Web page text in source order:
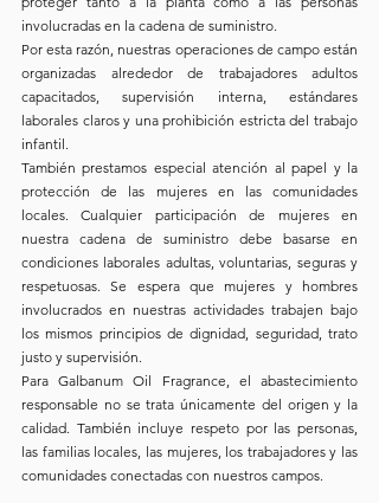
involucradas en la cadena de suministro.
Por esta razón, nuestras operaciones de campo están
organizadas alrededor de trabajadores adultos
capacitados, supervisión interna, estándares
laborales claros y una prohibición estricta del trabajo
infantil.
También prestamos especial atención al papel y la
protección de las mujeres en las comunidades
locales. Cualquier participación de mujeres en
nuestra cadena de suministro debe basarse en
condiciones laborales adultas, voluntarias, seguras y
respetuosas. Se espera que mujeres y hombres
involucrados en nuestras actividades trabajen bajo
los mismos principios de dignidad, seguridad, trato
justo y supervisión.
Para Galbanum Oil Fragrance, el abastecimiento
responsable no se trata únicamente del origen y la
calidad. También incluye respeto por las personas,
las familias locales, las mujeres, los trabajadores y las
comunidades conectadas con nuestros campos.